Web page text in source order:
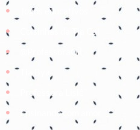
Jogos educativos
Coisinhas da Tia Cal
@ProfessoraGii
Professora Lisiê
Ensinando com amor